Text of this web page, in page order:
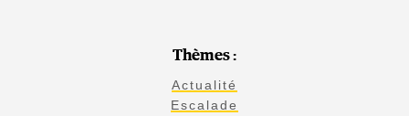
Thèmes :
Actualité
Escalade